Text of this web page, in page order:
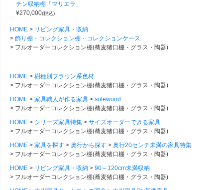
チン収納棚「マリエラ」
¥270,000(税込)
HOME
リビング家具・収納
飾り棚・コレクション棚・コレクションケース
フルオーダーコレクション棚(蕎麦猪口棚・グラス・陶器)
HOME
樹種別ブラウン系色材
フルオーダーコレクション棚(蕎麦猪口棚・グラス・陶器)
HOME
家具職人が作る家具
solewood
フルオーダーコレクション棚(蕎麦猪口棚・グラス・陶器)
HOME
シリーズ家具特集
サイズオーダーできる家具
フルオーダーコレクション棚(蕎麦猪口棚・グラス・陶器)
HOME
家具を探す 奥行から探す
奥行20センチ未満の家具特集
フルオーダーコレクション棚(蕎麦猪口棚・グラス・陶器)
HOME
リビング家具・収納
90～120cm未満収納
フルオーダーコレクション棚(蕎麦猪口棚・グラス・陶器)